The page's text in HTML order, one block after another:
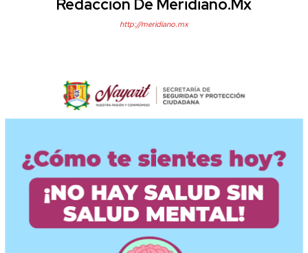
Redacción De Meridiano.mx
http://meridiano.mx